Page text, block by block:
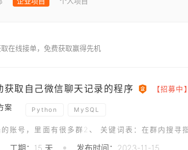
在线接单，免费获取赢得先机
获取自己微信聊天记录的程序 【招募中】
案 Python MySQL
工期：15 天 发布时间：2023-11-15